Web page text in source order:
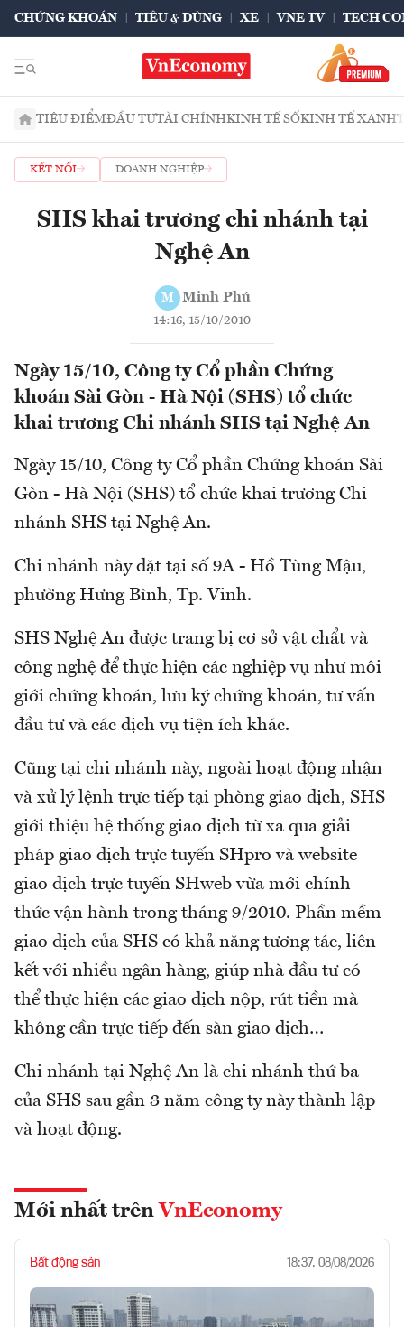
CHỨNG KHOÁN TIÊU & DÙNG XE VNE TV TECH
TIÊU ĐIỂMĐẦU TƯTÀI CHÍNHKINH TẾ SỐKINH TẾ XANH
KẾT NỐI DOANH NGHIỆP
SHS khai trương chi nhánh tại
Nghệ An
M Minh Phú
14:16, 15/10/2010
Ngày 15/10, Công ty Cổ phần Chứng
khoán Sài Gòn - Hà Nội (SHS) tổ chức
khai trương Chi nhánh SHS tại Nghệ An
Ngày 15/10, Công ty Cổ phần Chứng khoán Sài
Gòn - Hà Nội (SHS) tổ chức khai trương Chi
nhánh SHS tại Nghệ An.
Chi nhánh này đặt tại số 9A - Hồ Tùng Mậu,
phường Hưng Bình, Tp. Vinh.
SHS Nghệ An được trang bị cơ sở vật chẩt và
công nghệ để thực hiện các nghiệp vụ như môi
giới chứng khoán, lưu ký chứng khoán, tư vấn
đầu tư và các dịch vụ tiện ích khác.
Cũng tại chi nhánh này, ngoài hoạt động nhận
và xử lý lệnh trực tiếp tại phòng giao dịch, SHS
giới thiệu hệ thống giao dịch từ xa qua giải
pháp giao dịch trực tuyến SHpro và website
giao dịch trực tuyến SHweb vừa mới chính
thức vận hành trong tháng 9/2010. Phần mềm
giao dịch của SHS có khả năng tương tác, liên
kết với nhiều ngân hàng, giúp nhà đầu tư có
thể thực hiện các giao dịch nộp, rút tiền mà
không cần trực tiếp đến sàn giao dịch…
Chi nhánh tại Nghệ An là chi nhánh thứ ba
của SHS sau gần 3 năm công ty này thành lập
và hoạt động.
Mới nhất trên VnEconomy
Bất động sản 18:37, 08/08/2026